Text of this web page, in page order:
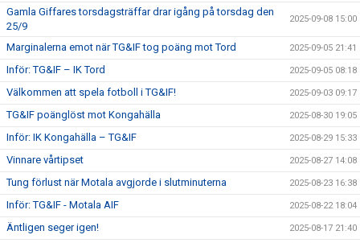
Gamla Giffares torsdagsträffar drar igång på torsdag den
25/9
2025-09-08 15:00
Marginalerna emot när TG&IF tog poäng mot Tord 2025-09-05 21:41
Inför: TG&IF – IK Tord 2025-09-05 08:18
Välkommen att spela fotboll i TG&IF! 2025-09-03 09:17
TG&IF poänglöst mot Kongahälla 2025-08-30 19:05
Inför: IK Kongahälla – TG&IF 2025-08-29 15:33
Vinnare vårtipset 2025-08-27 14:08
Tung förlust när Motala avgjorde i slutminuterna 2025-08-23 16:38
Inför: TG&IF - Motala AIF 2025-08-22 18:04
Äntligen seger igen! 2025-08-17 21:40